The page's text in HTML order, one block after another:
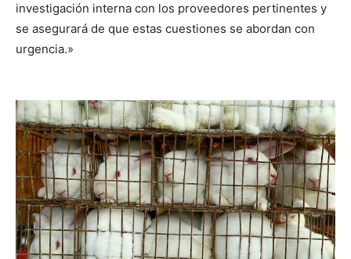
investigación interna con los proveedores pertinentes y
se asegurará de que estas cuestiones se abordan con
urgencia.»